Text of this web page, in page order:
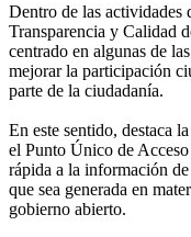
Dentro de las actividades
Transparencia y Calidad
centrado en algunas de
mejorar la participación
parte de la ciudadanía.
En este sentido, destaca
el Punto Único de
rápida a la información
que sea generada en
gobierno abierto.